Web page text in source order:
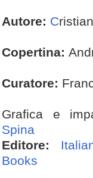
Autore: C
Copertina:
Curatore:
Grafica e
Spina
Editore:
Books